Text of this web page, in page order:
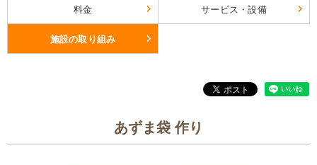
料金 サービス・設備
施設の取り組み
あずま袋 作り